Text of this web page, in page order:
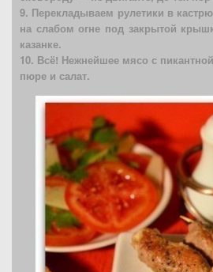
9. Перекладываем рулетики в
на слабом огне под закрытой
казанке.
10. Всё! Нежнейшее мясо с
пюре и салат.